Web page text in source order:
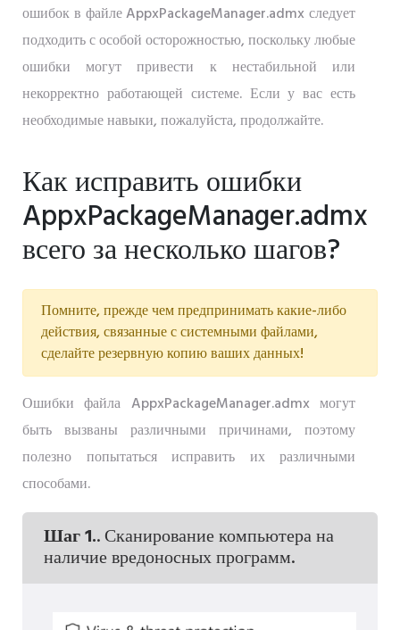
ошибок в файле AppxPackageManager.admx следует
подходить с особой осторожностью, поскольку любые
ошибки могут привести к нестабильной или
некорректно работающей системе. Если у вас есть
необходимые навыки, пожалуйста, продолжайте.
Как исправить ошибки
AppxPackageManager.admx
всего за несколько шагов?
Помните, прежде чем предпринимать какие-либо
действия, связанные с системными файлами,
сделайте резервную копию ваших данных!
Ошибки файла AppxPackageManager.admx могут
быть вызваны различными причинами, поэтому
полезно попытаться исправить их различными
способами.
Шаг 1.. Сканирование компьютера на
наличие вредоносных программ.